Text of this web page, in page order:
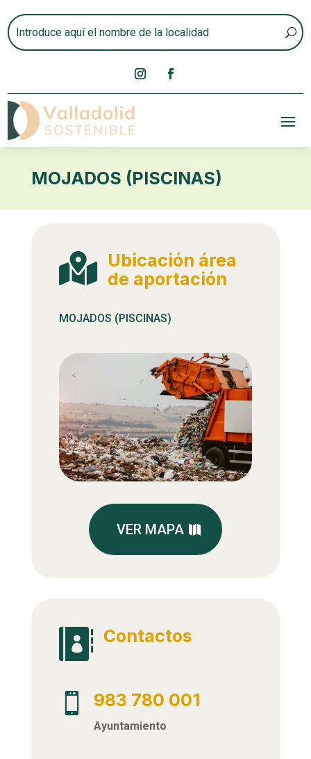
MOJADOS (PISCINAS)
 Ubicación área
de aportación
MOJADOS (PISCINAS)
VER MAPA
 Contactos
 983 780 001
Ayuntamiento